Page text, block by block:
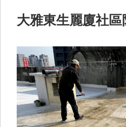
大雅東生麗廈社區